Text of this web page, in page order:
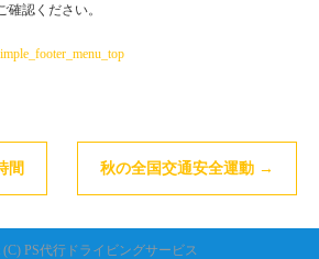
認ください。
間 秋の全国交通安全運動 →
(C) PS代行ドライビングサービス